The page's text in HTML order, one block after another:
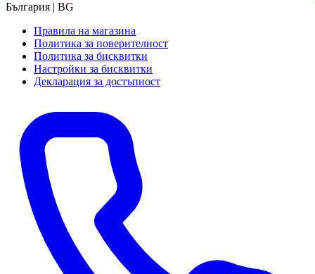
България | BG
Правила на магазина
Политика за поверителност
Политика за бисквитки
Настройки за бисквитки
Декларация за достъпност